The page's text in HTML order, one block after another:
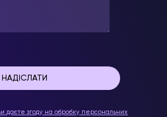
даєте згоду на обробку персональних